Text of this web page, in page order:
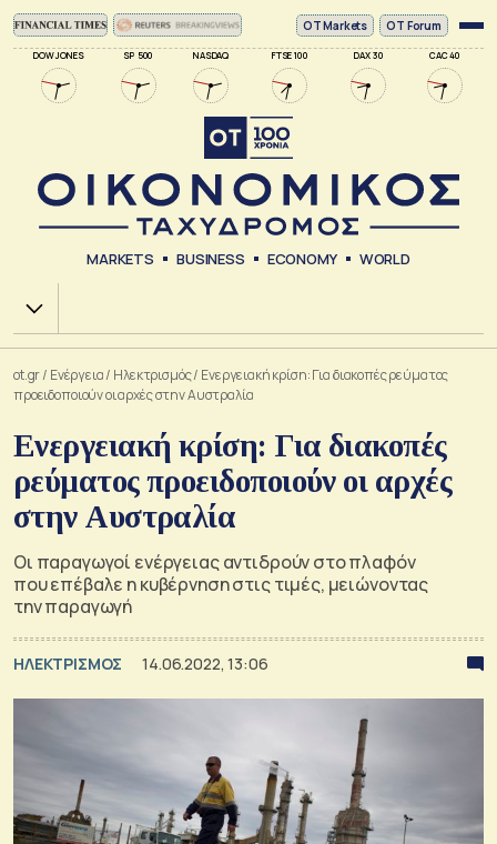
DOW JONES SP 500 NASDAQ FTSE 100 DAX 30 CAC 40
ΟΤ Markets OT Forum
MARKETS BUSINESS ECONOMY WORLD
Χ.Α.
ot.gr/ Ενέργεια/ Ηλεκτρισμός/ Ενεργειακή κρίση: Για διακοπές ρεύματος
προειδοποιούν οι αρχές στην Αυστραλία
Ενεργειακή κρίση: Για διακοπές
ρεύματος προειδοποιούν οι αρχές
στην Αυστραλία
Οι παραγωγοί ενέργειας αντιδρούν στο πλαφόν
που επέβαλε η κυβέρνηση στις τιμές, μειώνοντας
την παραγωγή
ΗΛΕΚΤΡΙΣΜΟΣ 14.06.2022, 13:06